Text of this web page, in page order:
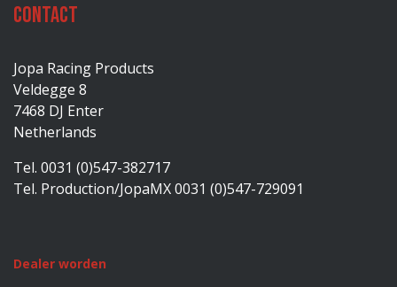
Contact
Jopa Racing Products
Veldegge 8
7468 DJ Enter
Netherlands
Tel. 0031 (0)547-382717
Tel. Production/JopaMX 0031 (0)547-729091
Dealer worden